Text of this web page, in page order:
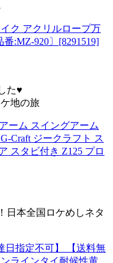
ク アクリルロープ万
:MZ-920〕[8291519]
た♥
地の旅
ーム スイングアーム
Craft ジークラフト ス
スタビ付き Z125 プロ
日本全国ロケめしネタ
日指定不可】 【送料無
ラインタイ耐候性黄